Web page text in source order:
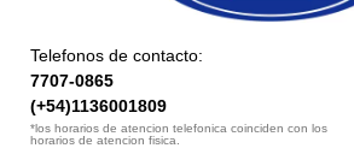
Telefonos de contacto:
7707-0865
(+54)1136001809
*los horarios de atencion telefonica coinciden con los
horarios de atencion fisica.